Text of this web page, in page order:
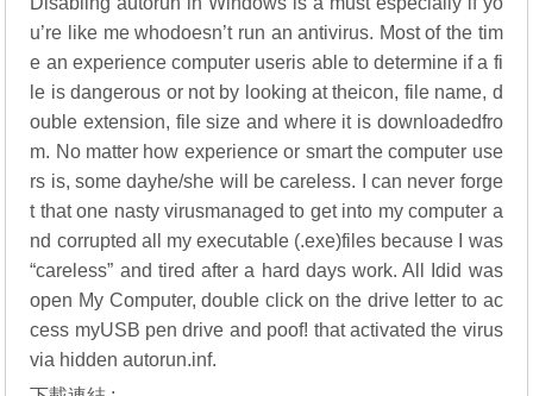
u’re like me whodoesn’t run an antivirus. Most of the tim
e an experience computer useris able to determine if a fi
le is dangerous or not by looking at theicon, file name, d
ouble extension, file size and where it is downloadedfro
m. No matter how experience or smart the computer use
rs is, some dayhe/she will be careless. I can never forge
t that one nasty virusmanaged to get into my computer a
nd corrupted all my executable (.exe)files because I was
“careless” and tired after a hard days work. All Idid was
open My Computer, double click on the drive letter to ac
cess myUSB pen drive and poof! that activated the virus
via hidden autorun.inf.